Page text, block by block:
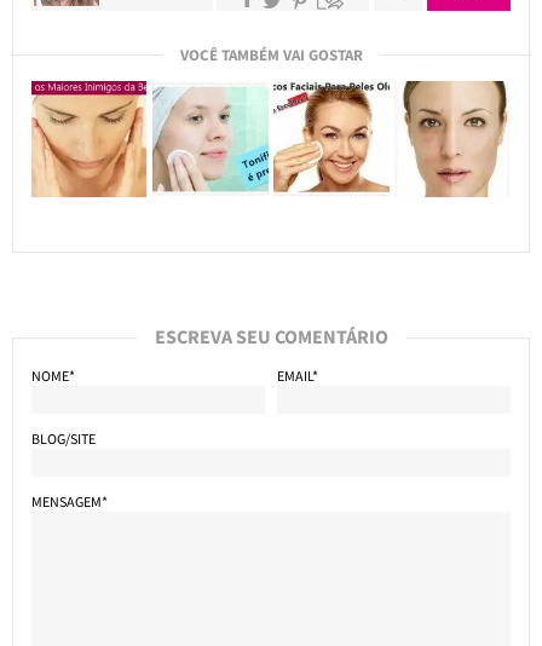
VOCÊ TAMBÉM VAI GOSTAR
ESCREVA SEU COMENTÁRIO
NOME* EMAIL*
BLOG/SITE
MENSAGEM*